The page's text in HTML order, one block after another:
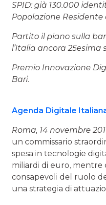
SPID: già 130.000
Popolazione
Partito il piano sulla
l’Italia ancora 25esima
Premio Innovazione
Bari.
Agenda Digitale
Roma, 14 novembre
un commissario
spesa in tecnologie
miliardi di euro, mentre
consapevoli del ruolo
una strategia di